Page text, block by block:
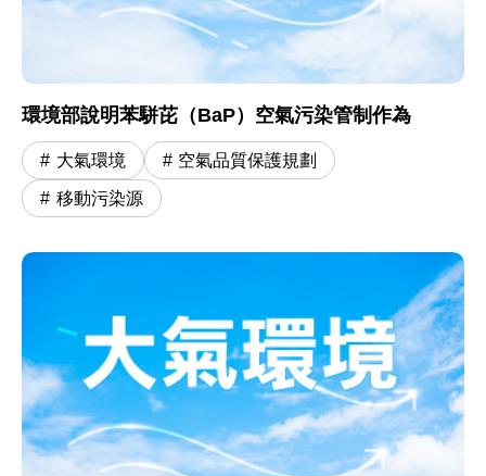
環境部說明苯駢芘（BaP）空氣污染管制作為
大氣環境 空氣品質保護規劃
移動污染源